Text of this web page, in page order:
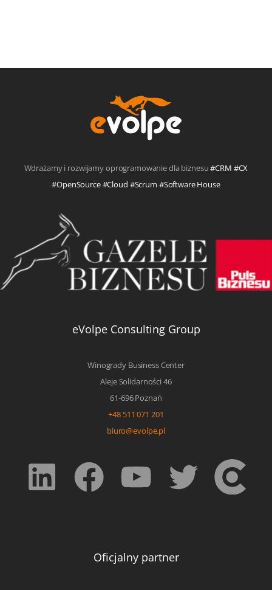
Wdrażamy i rozwijamy oprogramowanie dla biznesu#CRM #CX
#OpenSource #Cloud #Scrum #Software House
eVolpe Consulting Group
Winogrady Business Center
Aleje Solidarności 46
61-696 Poznań
+48 511 071 201
biuro@evolpe.pl
Oficjalny partner